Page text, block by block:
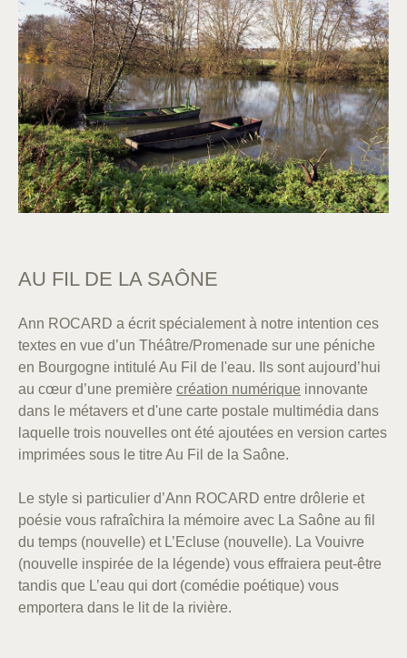
AU FIL DE LA SAÔNE
Ann ROCARD a écrit spécialement à notre intention ces
textes en vue d’un Théâtre/Promenade sur une péniche
en Bourgogne intitulé Au Fil de l'eau. Ils sont aujourd’hui
au cœur d’une première création numérique innovante
dans le métavers et d'une carte postale multimédia dans
laquelle trois nouvelles ont été ajoutées en version cartes
imprimées sous le titre Au Fil de la Saône.
Le style si particulier d’Ann ROCARD entre drôlerie et
poésie vous rafraîchira la mémoire avec La Saône au fil
du temps (nouvelle) et L’Ecluse (nouvelle). La Vouivre
(nouvelle inspirée de la légende) vous effraiera peut-être
tandis que L’eau qui dort (comédie poétique) vous
emportera dans le lit de la rivière.